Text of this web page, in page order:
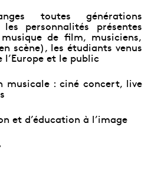
toutes générations
personnalités présentes
de film, musiciens,
scène), les étudiants venus
et le public
musicale : ciné concert, live
et d’éducation à l’image